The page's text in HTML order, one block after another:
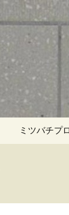
ミツバチプ